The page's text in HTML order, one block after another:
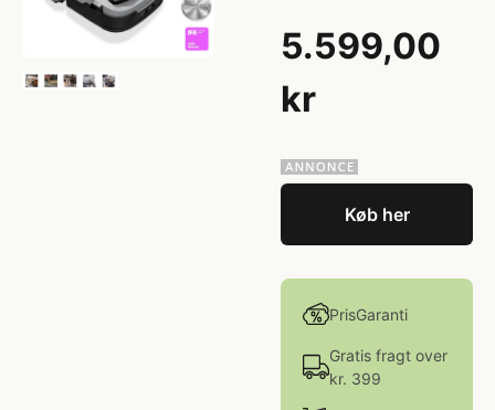
5.599,00
kr
Køb her
PrisGaranti
Gratis fragt over
kr. 399